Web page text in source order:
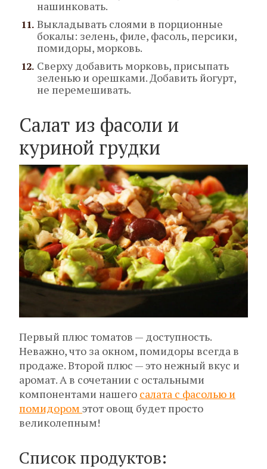
нашинковать.
Выкладывать слоями в порционные
бокалы: зелень, филе, фасоль, персики,
помидоры, морковь.
Сверху добавить морковь, присыпать
зеленью и орешками. Добавить йогурт,
не перемешивать.
Салат из фасоли и
куриной грудки
Первый плюс томатов — доступность.
Неважно, что за окном, помидоры всегда в
продаже. Второй плюс — это нежный вкус и
аромат. А в сочетании с остальными
компонентами нашего салата с фасолью и
помидором этот овощ будет просто
великолепным!
Список продуктов: